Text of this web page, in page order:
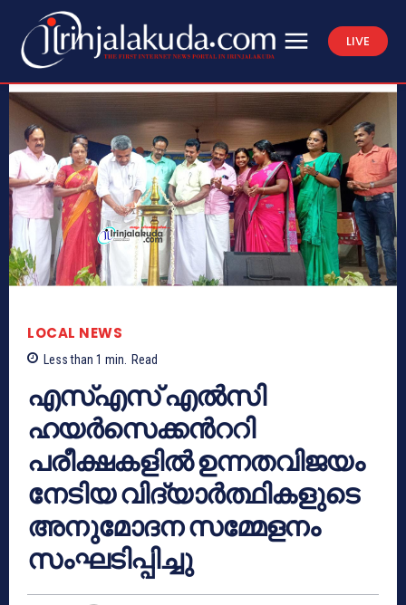
LIVE
LOCAL NEWS
Less than 1 min. Read
എസ്എസ് എല്‍സി
ഹയര്‍സെക്കന്‍ററി
പരീക്ഷകളില്‍ ഉന്നതവിജയം
നേടിയ വിദ്യാര്‍ത്ഥികളുടെ
അനുമോദന സമ്മേളനം
സംഘടിപ്പിച്ചു